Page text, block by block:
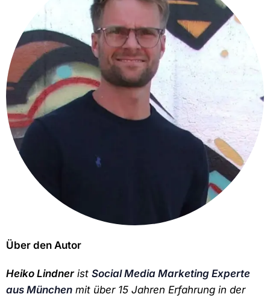
Über den Autor
Heiko Lindner ist Social Media Marketing Experte
aus München mit über 15 Jahren Erfahrung in der